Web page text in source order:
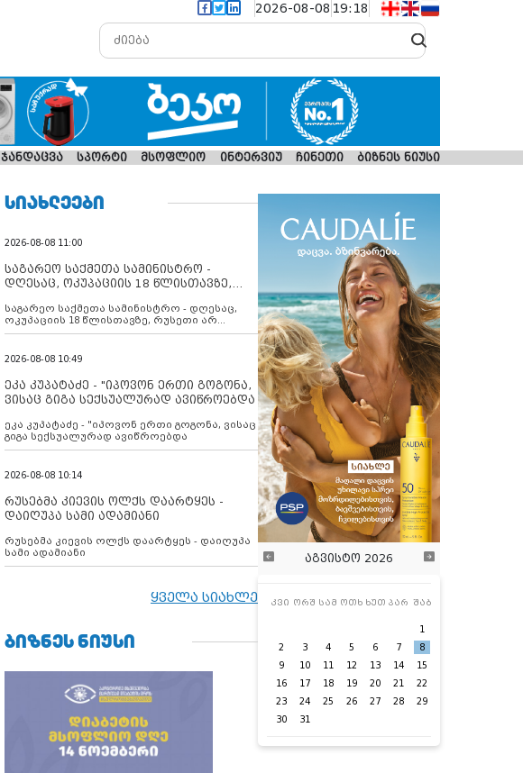
2026-08-08 19:18
ჯანდაცვა სპორტი მსოფლიო ინტერვიუ ჩინეთი ბიზნეს ნიუსი
ᲡᲘᲐᲮᲚᲔᲔᲑᲘ
2026-08-08 11:00
საგარეო საქმეთა სამინისტრო -
დღესაც, ოკუპაციის 18 წლისთავზე,
შუამავლ
საგარეო საქმეთა სამინისტრო - დღესაც,
ოკუპაციის 18 წლისთავზე, რუსეთი არ
ასრულებს ევროკავშირის შუამავლობით
შეწყვეტის შეთანხმებას. მეტიც, რუსეთი
ოკუპირებულ რეგიონებში, აგრძელებს მათი
მილიტარიზაციის პროცესს და აქტიურად
დგამს ნაბიჯებს მათი ფაქტობრივი
2026-08-08 10:49
ეკა კუპატაძე - "იპოვონ ერთი გოგონა,
ვისაც გიგა სექსუალურად ავიწროებდა
ეკა კუპატაძე - "იპოვონ ერთი გოგონა, ვისაც
გიგა სექსუალურად ავიწროებდა
2026-08-08 10:14
რუსებმა კიევის ოლქს დაარტყეს -
დაიღუპა სამი ადამიანი
რუსებმა კიევის ოლქს დაარტყეს - დაიღუპა
სამი ადამიანი
ყველა სიახლე
ᲑᲘᲖᲜᲔᲡ ᲜᲘᲣᲡᲘ
აგვისტო 2026
კვი ორშ სამ ოთხ ხუთ პარ შაბ
1
2
3 4 5 6 7
8
9
10 11 12 13 14
15
16
17 18 19 20 21
22
23
24 25 26 27 28
29
30
31